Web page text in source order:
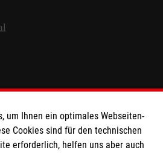
um Ihnen ein optimales Webseiten-
Cookies sind für den technischen
erforderlich, helfen uns aber auch